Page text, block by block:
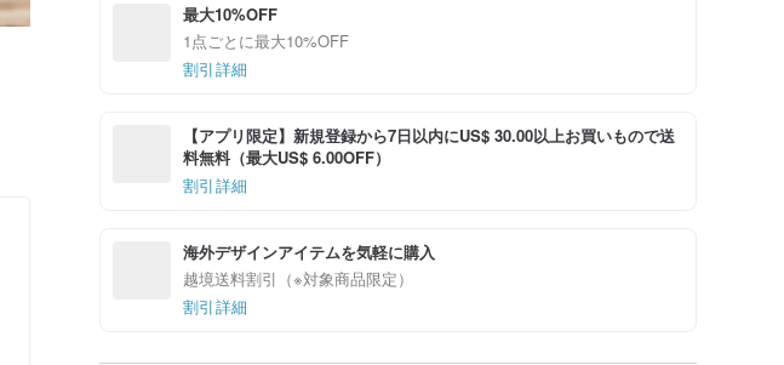
最大10%OFF
1点ごとに最大10%OFF
割引詳細
【アプリ限定】新規登録から7日以内にUS$ 30.00以上お買いもので送
料無料（最大US$ 6.00OFF）
割引詳細
海外デザインアイテムを気軽に購入
越境送料割引（※対象商品限定）
割引詳細